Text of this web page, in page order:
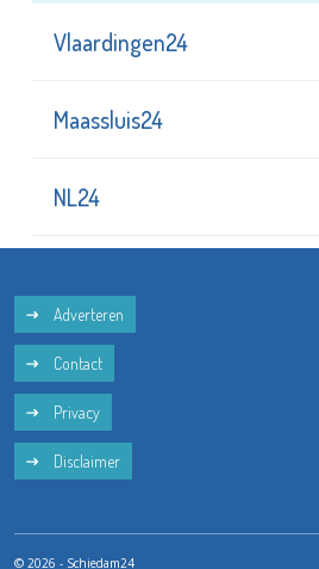
Vlaardingen24
Maassluis24
NL24
Adverteren
Contact
Privacy
Disclaimer
© 2026 - Schiedam24